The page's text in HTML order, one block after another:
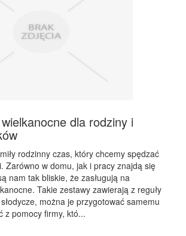
dla rodziny i
rodzinny czas, który chcemy spędzać
Zarówno w domu, jak i pracy znajdą się
nam tak bliskie, że zasługują na
Takie zestawy zawierają z reguły
można je przygotować samemu
z pomocy firmy, któ...